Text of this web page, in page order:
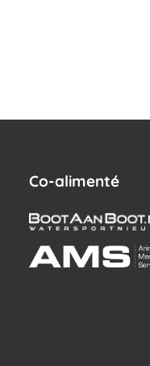
Co-alimenté